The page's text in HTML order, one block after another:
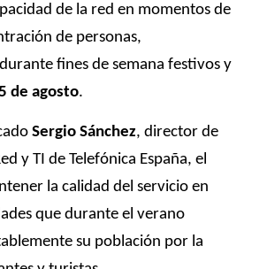
de la red en momentos de
de personas,
fines de semana festivos y
de agosto.
Sergio Sánchez, director de
y TI de Telefónica España, el
la calidad del servicio en
que durante el verano
su población por la